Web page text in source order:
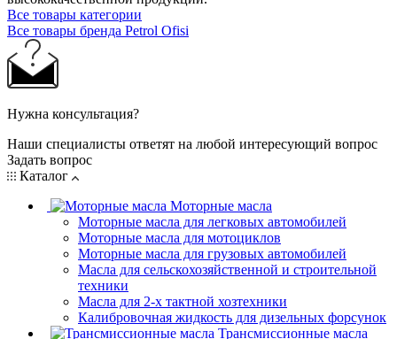
Все товары категории
Все товары бренда Petrol Ofisi
Нужна консультация?
Наши специалисты ответят на любой интересующий вопрос
Задать вопрос
Каталог
Моторные масла
Моторные масла для легковых автомобилей
Моторные масла для мотоциклов
Моторные масла для грузовых автомобилей
Масла для сельскохозяйственной и строительной
техники
Масла для 2-х тактной хозтехники
Калибровочная жидкость для дизельных форсунок
Трансмиссионные масла